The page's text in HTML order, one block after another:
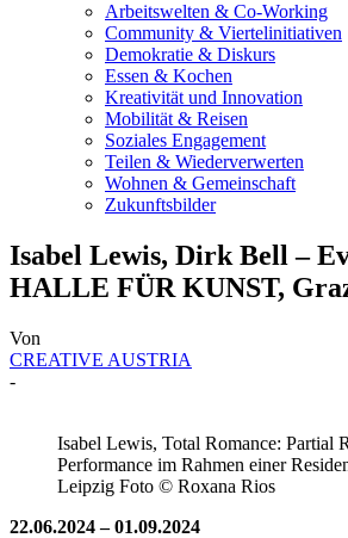
Arbeitswelten & Co-Working
Community & Viertelinitiativen
Demokratie & Diskurs
Essen & Kochen
Kreativität und Innovation
Mobilität & Reisen
Soziales Engagement
Teilen & Wiederverwerten
Wohnen & Gemeinschaft
Zukunftsbilder
Isabel Lewis, Dirk Bell –
HALLE FÜR KUNST,
Von
CREATIVE AUSTRIA
-
Isabel Lewis, Total Romance: Partial
Performance im Rahmen einer
Leipzig Foto © Roxana Rios
22.06.2024 – 01.09.2024